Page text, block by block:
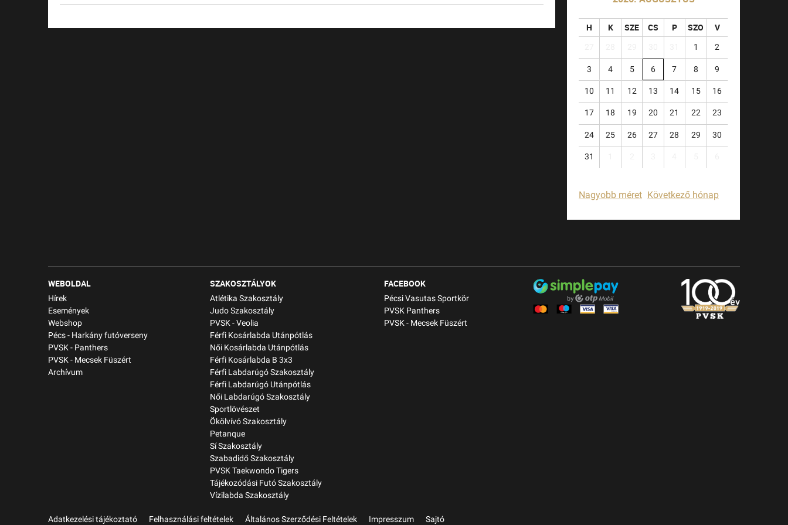
H K SZE CS P SZO V
1 2
3 4 5 6 7 8 9
10 11 12 13 14 15 16
17 18 19 20 21 22 23
24 25 26 27 28 29 30
31
Nagyobb méret Következő hónap
WEBOLDAL
Hírek
Események
Webshop
Pécs - Harkány futóverseny
PVSK - Panthers
PVSK - Mecsek Füszért
Archívum
SZAKOSZTÁLYOK
Atlétika Szakosztály
Judo Szakosztály
PVSK - Veolia
Férfi Kosárlabda Utánpótlás
Női Kosárlabda Utánpótlás
Férfi Kosárlabda B 3x3
Férfi Labdarúgó Szakosztály
Férfi Labdarúgó Utánpótlás
Női Labdarúgó Szakosztály
Sportlövészet
Ökölvívó Szakosztály
Petanque
Sí Szakosztály
Szabadidő Szakosztály
PVSK Taekwondo Tigers
Tájékozódási Futó Szakosztály
Vízilabda Szakosztály
FACEBOOK
Pécsi Vasutas Sportkör
PVSK Panthers
PVSK - Mecsek Füszért
Adatkezelési tájékoztató Felhasználási feltételek Általános Szerződési Feltételek Impresszum Sajtó